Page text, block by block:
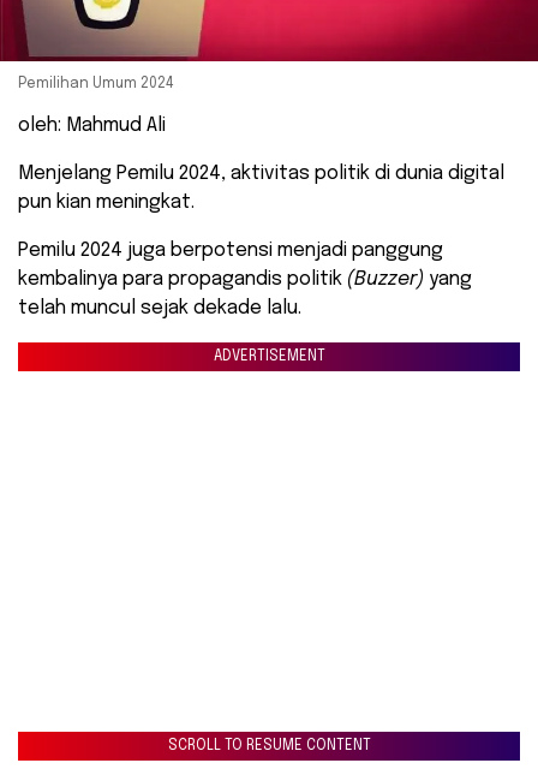
Pemilihan Umum 2024
oleh: Mahmud Ali
Menjelang Pemilu 2024, aktivitas politik di dunia digital
pun kian meningkat.
Pemilu 2024 juga berpotensi menjadi panggung
kembalinya para propagandis politik (Buzzer) yang
telah muncul sejak dekade lalu.
ADVERTISEMENT
SCROLL TO RESUME CONTENT